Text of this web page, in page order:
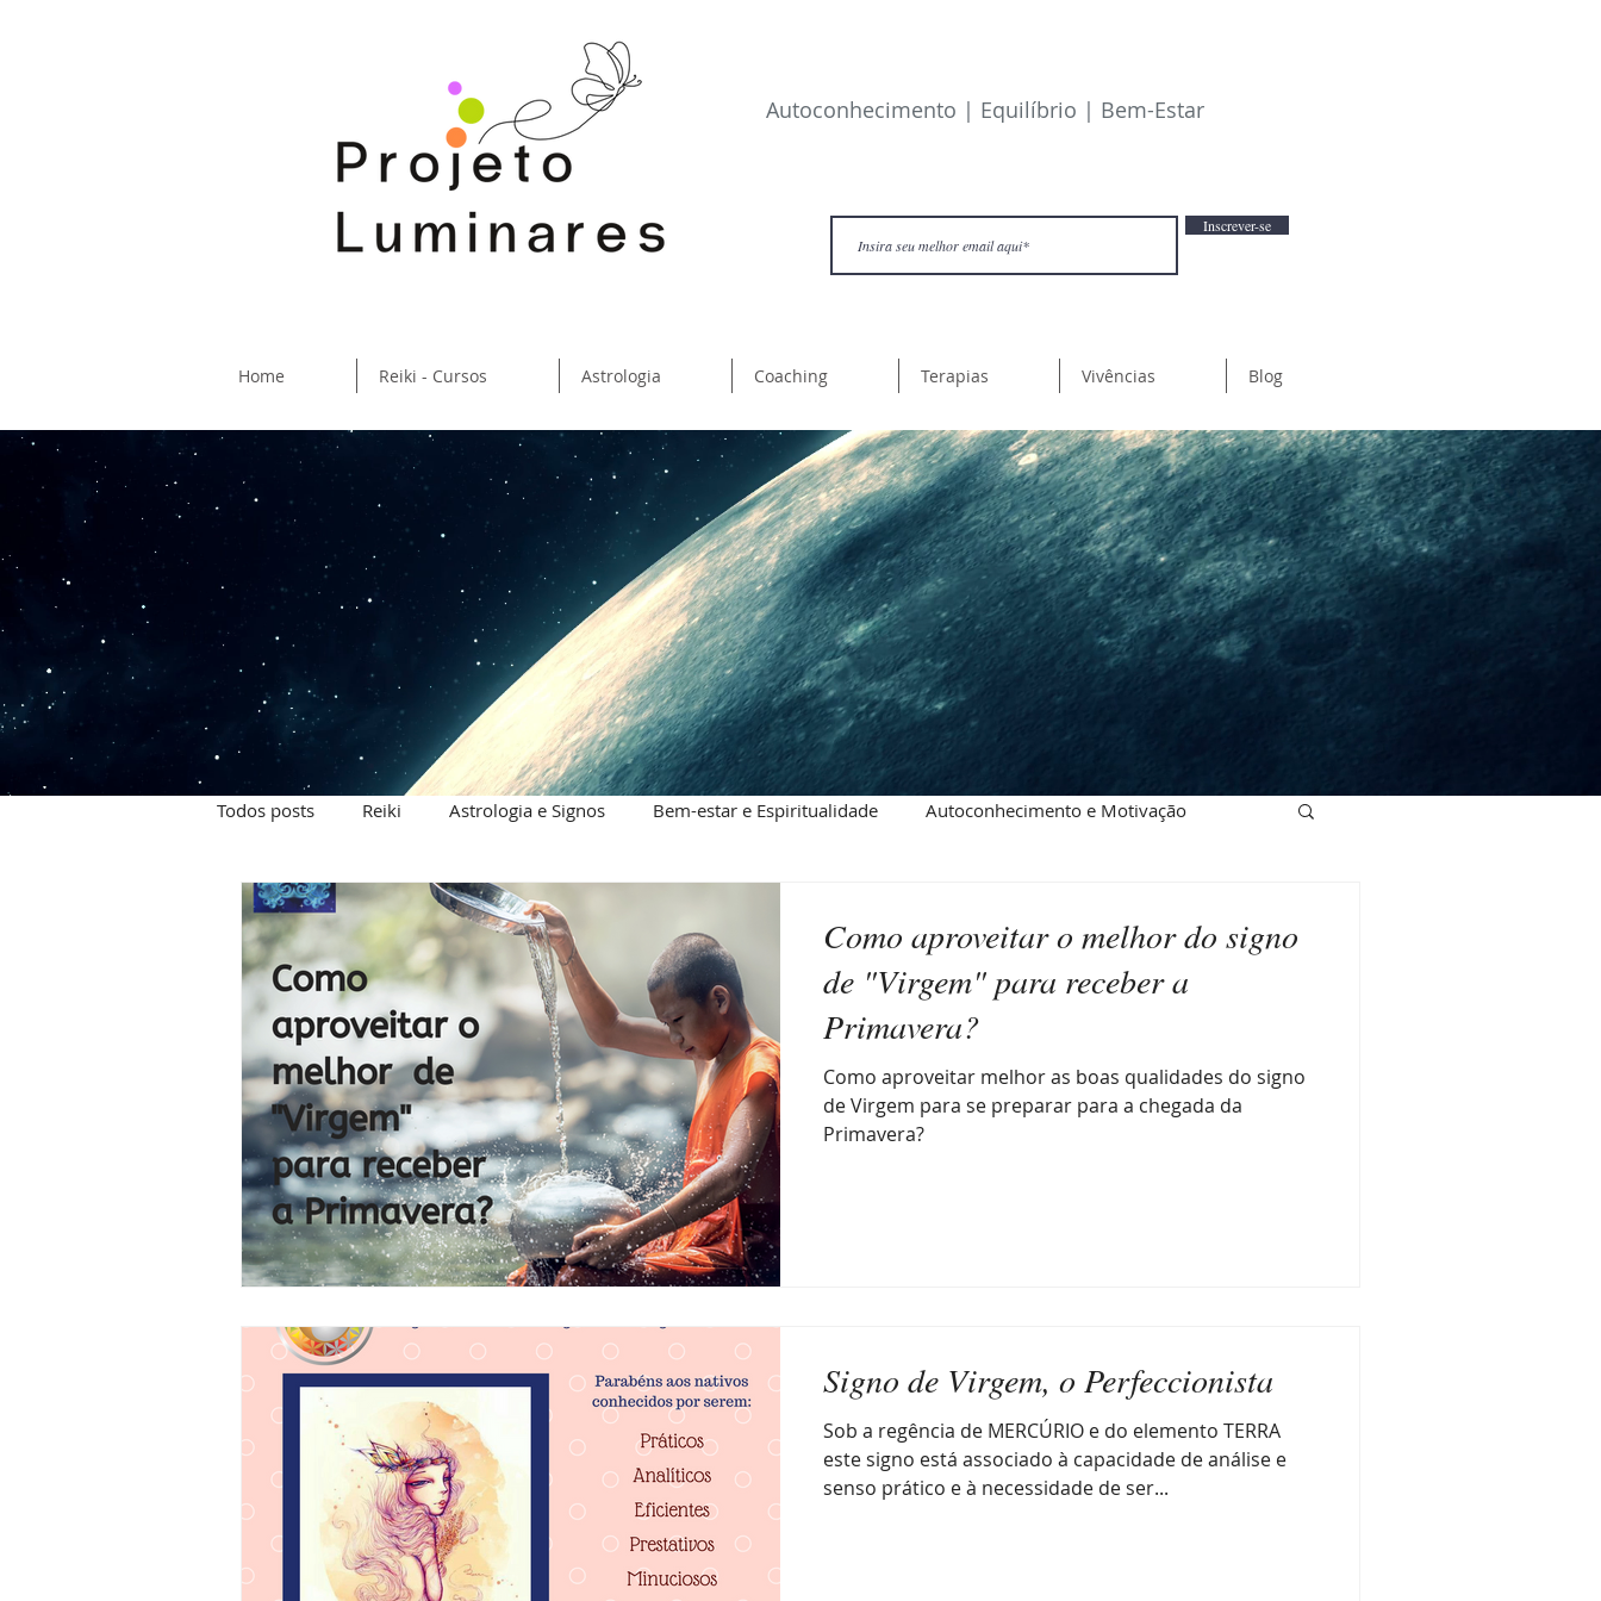
​Autoconhecimento | Equilíbrio | Bem-Estar
Inscrever-se
Home Reiki - Cursos Astrologia Coaching Terapias Vivências Blog
Todos posts Reiki Astrologia e Signos Bem-estar e Espiritualidade Autoconhecimento e Motivação
Signos
Como aproveitar o melhor do signo
de "Virgem" para receber a
Primavera?
Como aproveitar melhor as boas qualidades do signo
de Virgem para se preparar para a chegada da
Primavera?
Signo de Virgem, o Perfeccionista
Sob a regência de MERCÚRIO e do elemento TERRA
este signo está associado à capacidade de análise e
senso prático e à necessidade de ser...